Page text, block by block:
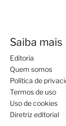
Saiba mais
Editoria
Quem somos
Política de
Termos de uso
Uso de cookies
Diretriz editorial